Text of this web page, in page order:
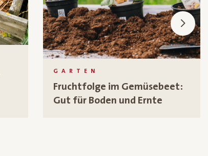
GARTEN
Fruchtfolge im Gemüsebeet:
Gut für Boden und Ernte